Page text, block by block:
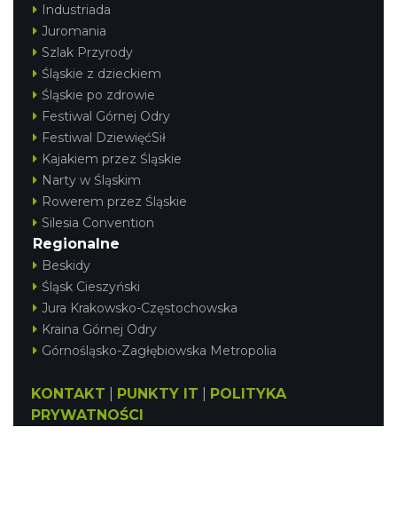
Industriada
Juromania
Szlak Przyrody
Śląskie z dzieckiem
Śląskie po zdrowie
Festiwal Górnej Odry
Festiwal DziewięćSił
Kajakiem przez Śląskie
Narty w Śląskim
Rowerem przez Śląskie
Silesia Convention
Regionalne
Beskidy
Śląsk Cieszyński
Jura Krakowsko-Częstochowska
Kraina Górnej Odry
Górnośląsko-Zagłębiowska Metropolia
KONTAKT PUNKTY IT
POLITYKA
PRYWATNOŚCI